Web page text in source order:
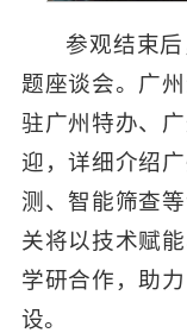
参观结束
题座谈会。广
驻广州特办、
迎，详细介绍
测、智能筛查
关将以技术赋
学研合作，助
设。